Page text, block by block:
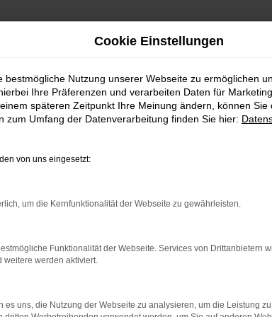
Cookie Einstellungen
bestmögliche Nutzung unserer Webseite zu ermöglichen
Ihre Präferenzen und verarbeiten Daten für
späteren Zeitpunkt Ihre Meinung ändern, können
zum Umfang der Datenverarbeitung finden Sie hier:
von uns eingesetzt:
um die Kernfunktionalität der Webseite zu gewährleisten.
Funktionalität der Webseite. Services von Drittanbietern
weitere werden aktiviert.
es uns, die Nutzung der Webseite zu analysieren, um die Leistung